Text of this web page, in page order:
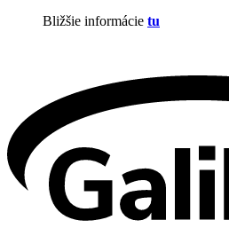
Bližšie informácie tu